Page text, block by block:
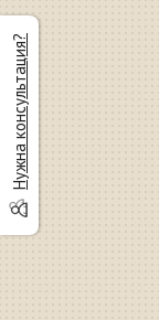
Нужна консультация?